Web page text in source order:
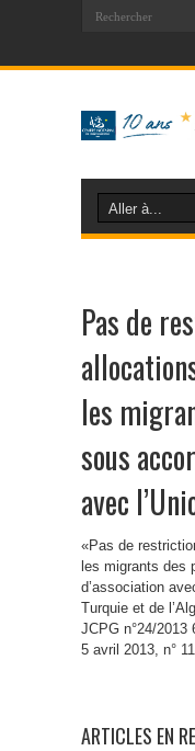
Pas de
les
sous
avec
«Pas de
les migrants des
d’association
Turquie et de
JCPG n°24/
5 avril 2013, n°
ARTICLES EN